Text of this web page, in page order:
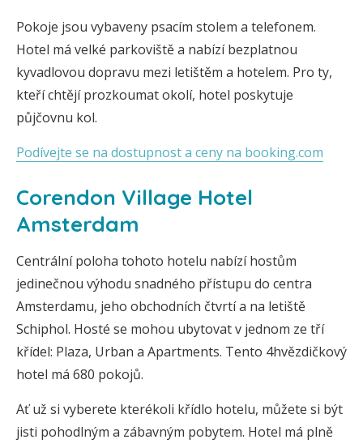
Pokoje jsou vybaveny psacím stolem a telefonem.
Hotel má velké parkoviště a nabízí bezplatnou
kyvadlovou dopravu mezi letištěm a hotelem. Pro ty,
kteří chtějí prozkoumat okolí, hotel poskytuje
půjčovnu kol.
Podívejte se na dostupnost a ceny na booking.com
Corendon Village Hotel
Amsterdam
Centrální poloha tohoto hotelu nabízí hostům
jedinečnou výhodu snadného přístupu do centra
Amsterdamu, jeho obchodních čtvrtí a na letiště
Schiphol. Hosté se mohou ubytovat v jednom ze tří
křídel: Plaza, Urban a Apartments. Tento 4hvězdičkový
hotel má 680 pokojů.
Ať už si vyberete kterékoli křídlo hotelu, můžete si být
jisti pohodlným a zábavným pobytem. Hotel má plně